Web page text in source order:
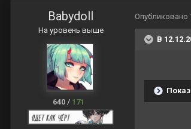
Babydoll
На уровень выше
640 / 171
Опубликовано
В